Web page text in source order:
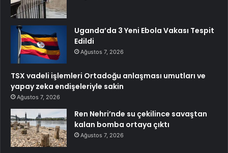
Uganda’da 3 Yeni Ebola Vakası Tespit
Edildi
Ağustos 7, 2026
TSX vadeli işlemleri Ortadoğu anlaşması umutları ve
yapay zeka endişeleriyle sakin
Ağustos 7, 2026
Ren Nehri’nde su çekilince savaştan
kalan bomba ortaya çıktı
Ağustos 7, 2026